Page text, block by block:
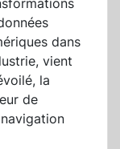
dans
vient
la
de